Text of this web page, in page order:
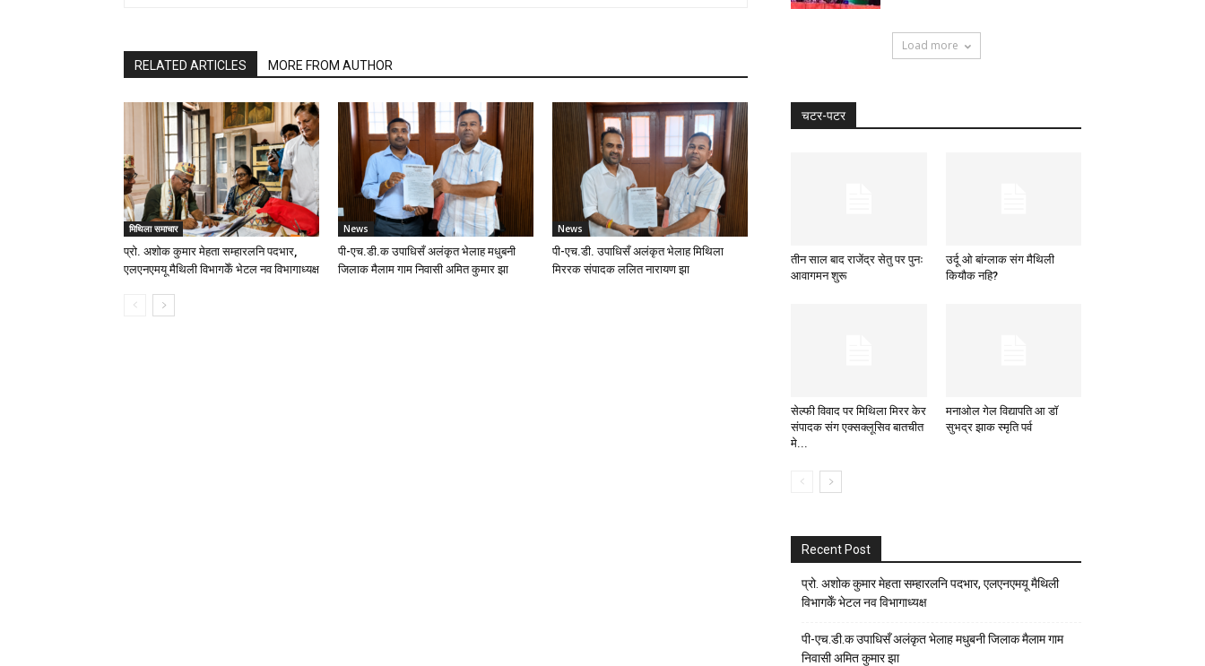
RELATED ARTICLES MORE FROM AUTHOR
मिथिला समाचार
प्रो. अशोक कुमार मेहता सम्हारलनि पदभार,
एलएनएमयू मैथिली विभागकेँ भेटल नव विभागाध्यक्ष
News
पी-एच.डी.क उपाधिसँ अलंकृत भेलाह मधुबनी
जिलाक मैलाम गाम निवासी अमित कुमार झा
News
पी-एच.डी. उपाधिसँ अलंकृत भेलाह मिथिला
मिररक संपादक ललित नारायण झा
Load more
चटर-पटर
तीन साल बाद राजेंद्र सेतु पर पुनः
आवागमन शुरू
उर्दू ओ बांग्लाक संग मैथिली
कियौक नहि?
सेल्फी विवाद पर मिथिला मिरर केर
संपादक संग एक्सक्लूसिव बातचीत
मे...
मनाओल गेल विद्यापति आ डॉ
सुभद्र झाक स्मृति पर्व
Recent Post
प्रो. अशोक कुमार मेहता सम्हारलनि पदभार, एलएनएमयू मैथिली
विभागकेँ भेटल नव विभागाध्यक्ष
पी-एच.डी.क उपाधिसँ अलंकृत भेलाह मधुबनी जिलाक मैलाम गाम
निवासी अमित कुमार झा